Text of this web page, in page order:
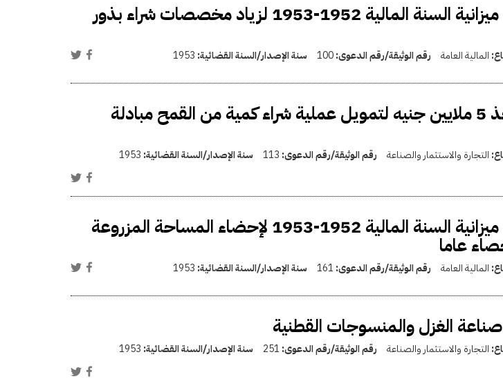
فتح اعتماد إضافي في ميزانية السنة المالية 1952-1953 لزياد مخصصات شراء بذور
المالية العامة رقم الوثيقة/رقم الدعوى:100 سنة الإصدار/السنة القضائية: 1953
الإذن للحكومة في أخذ 5 ملايين جنيه لتمويل عملية شراء كمية من القمح مبادلة
التجارة والاستثمار والصناعة رقم الوثيقة/رقم الدعوى: 113 سنة الإصدار/السنة القضائية: 1953
فتح اعتماد إضافي في ميزانية السنة المالية 1952-1953 لإحضاء المساحة المزروعة
المالية العامة رقم الوثيقة/رقم الدعوى: 161 سنة الإصدار/السنة القضائية: 1953
الغزل والمنسوجات القطنية
التجارة والاستثمار والصناعة رقم الوثيقة/رقم الدعوى: 251 سنة الإصدار/السنة القضائية: 1953